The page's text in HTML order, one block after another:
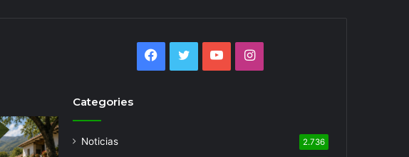
Facebook
TwitterYouTubeInstagram
Categories
Noticias 2.736